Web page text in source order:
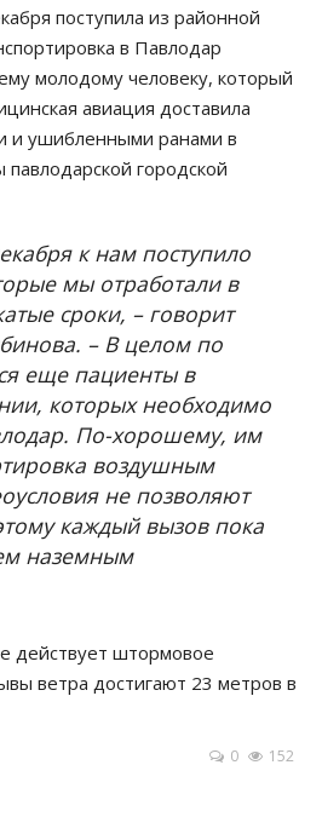
поступила из районной
в Павлодар
молодому человеку, который
авиация доставила
и ушибленными ранами в
городской
к нам поступило
мы отработали в
сроки, – говорит
– В целом по
еще пациенты в
которых необходимо
По-хорошему, им
воздушным
не позволяют
каждый вызов пока
наземным
действует штормовое
ветра достигают 23 метров в
0 152